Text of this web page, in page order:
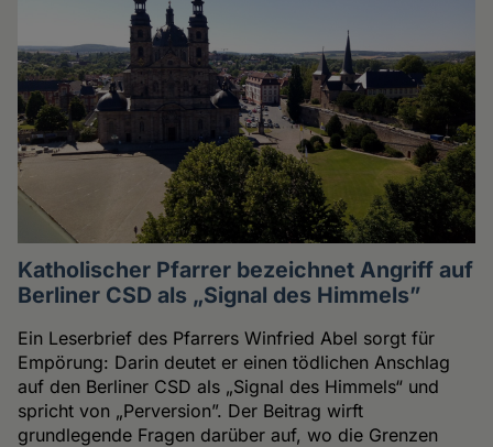
Katholischer Pfarrer bezeichnet Angriff auf
Berliner CSD als „Signal des Himmels”
Ein Leserbrief des Pfarrers Winfried Abel sorgt für
Empörung: Darin deutet er einen tödlichen Anschlag
auf den Berliner CSD als „Signal des Himmels“ und
spricht von „Perversion”. Der Beitrag wirft
grundlegende Fragen darüber auf, wo die Grenzen